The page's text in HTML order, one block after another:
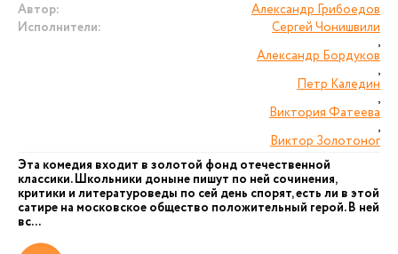
Автор:
Александр Грибоедов
Исполнители:
Сергей Чонишвили
,
Александр Бордуков
,
Петр Каледин
,
Виктория Фатеева
,
Виктор Золотоног
Эта комедия входит в золотой фонд отечественной
классики. Школьники доныне пишут по ней сочинения,
критики и литературоведы по сей день спорят, есть ли в этой
сатире на московское общество положительный герой. В ней
вс...